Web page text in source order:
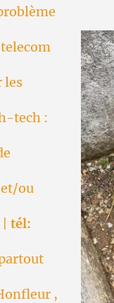
les
tech :
ou
tél:
,